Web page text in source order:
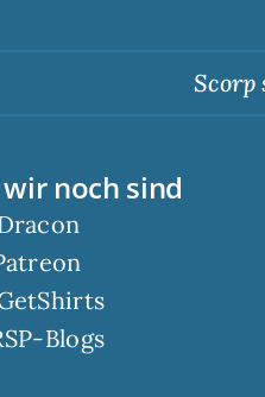
Scorp
noch sind
Blogs